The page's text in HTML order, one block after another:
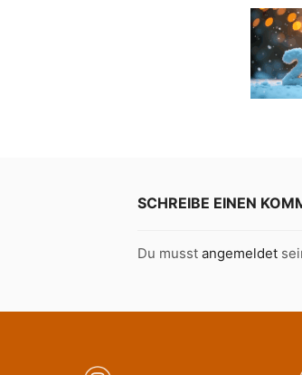
SCHREIBE EINEN
Du musst angemeldet